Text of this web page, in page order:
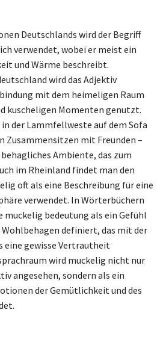
Deutschlands wird der Begriff
verwendet, wobei er meist ein
und Wärme beschreibt.
wird das Adjektiv
mit dem heimeligen Raum
kuscheligen Momenten genutzt.
in der Lammfellweste auf dem Sofa
Zusammensitzen mit Freunden –
Ambiente, das zum
im Rheinland findet man den
oft als eine Beschreibung für eine
verwendet. In Wörterbüchern
muckelig bedeutung als ein Gefühl
definiert, das mit der
eine gewisse Vertrautheit
wird muckelig nicht nur
angesehen, sondern als ein
der Gemütlichkeit und des